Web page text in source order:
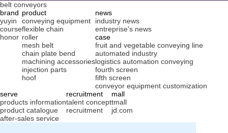
belt conveyors
brand
yuyin
course
honor
product
conveying equipment
flexible chain
roller
mesh belt
chain plate bend
machining accessories
injection parts
hoof
news
industry news
entreprise's news
case
fruit and vegetable conveying line
automated industry
logistics automation conveying
fourth screen
fifth screen
conveyor equipment customization
serve
products information
product catalogue
after-sales service
recruitment
talent concept
recruitment
mall
tmall
jd.com